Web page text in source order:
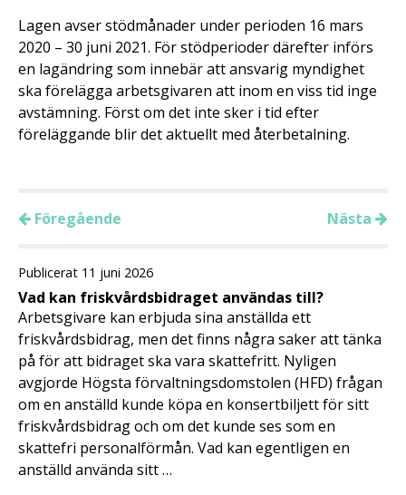
Lagen avser stödmånader under perioden 16 mars
2020 – 30 juni 2021. För stödperioder därefter införs
en lagändring som innebär att ansvarig myndighet
ska förelägga arbetsgivaren att inom en viss tid inge
avstämning. Först om det inte sker i tid efter
föreläggande blir det aktuellt med återbetalning.
Föregående Nästa
Publicerat 11 juni 2026
Vad kan friskvårdsbidraget användas till?
Arbetsgivare kan erbjuda sina anställda ett
friskvårdsbidrag, men det finns några saker att tänka
på för att bidraget ska vara skattefritt. Nyligen
avgjorde Högsta förvaltningsdomstolen (HFD) frågan
om en anställd kunde köpa en konsertbiljett för sitt
friskvårdsbidrag och om det kunde ses som en
skattefri personalförmån. Vad kan egentligen en
anställd använda sitt …